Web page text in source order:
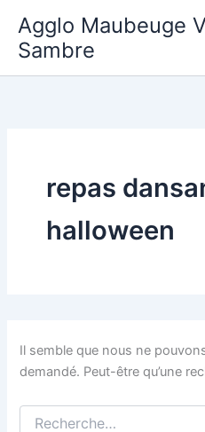
contenu
Agglo Maubeuge
Sambre
repas
halloween
Il semble que nous ne
demandé. Peut-être qu’une
Rechercher :